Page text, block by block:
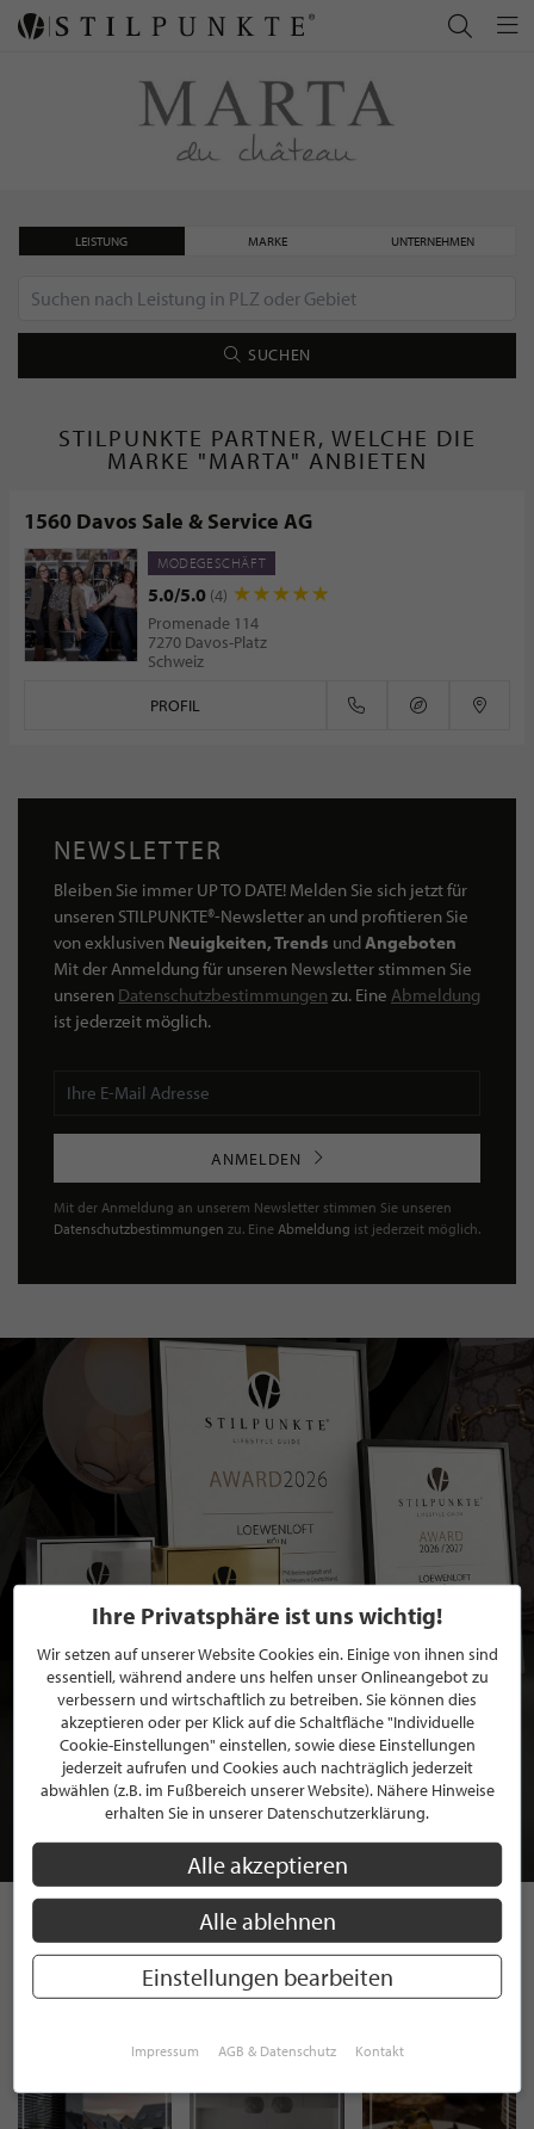
LEISTUNG MARKE UNTERNEHMEN
SUCHEN
STILPUNKTE PARTNER, WELCHE DIE
MARKE "MARTA" ANBIETEN
1560 Davos Sale & Service AG
MODEGESCHÄFT
5.0/5.0 (4)
Promenade 114
7270 Davos-Platz
Schweiz
PROFIL
NEWSLETTER
Bleiben Sie immer UP TO DATE! Melden Sie sich jetzt für
unseren STILPUNKTE®-Newsletter an und profitieren Sie
von exklusiven Neuigkeiten, Trends undAngeboten
Mit der Anmeldung für unseren Newsletter stimmen Sie
unseren Datenschutzbestimmungen zu. Eine Abmeldung
ist jederzeit möglich.
ANMELDEN
Mit der Anmeldung an unserem Newsletter stimmen Sie unseren
Datenschutzbestimmungen zu. Eine Abmeldung ist jederzeit möglich.
BEWERBEN SIE SICH FÜR EINE GRATIS
MITGLIEDSCHAFT BEI STILPUNKTE®
STILPUNKTE AUF
INSTAGRAM
Ihre Privatsphäre ist uns wichtig!
Wir setzen auf unserer Website Cookies ein. Einige von ihnen sind
essentiell, während andere uns helfen unser Onlineangebot zu
verbessern und wirtschaftlich zu betreiben. Sie können dies
akzeptieren oder per Klick auf die Schaltfläche "Individuelle
Cookie-Einstellungen" einstellen, sowie diese Einstellungen
jederzeit aufrufen und Cookies auch nachträglich jederzeit
abwählen (z.B. im Fußbereich unserer Website). Nähere Hinweise
erhalten Sie in unserer Datenschutzerklärung.
Alle akzeptieren
Alle ablehnen
Einstellungen bearbeiten
Impressum AGB & Datenschutz Kontakt